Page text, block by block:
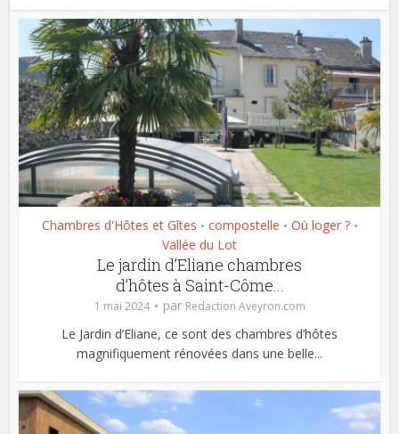
Chambres d'Hôtes et Gîtes • compostelle • Où loger ? •
Vallée du Lot
Le jardin d’Eliane chambres
d’hôtes à Saint-Côme...
1 mai 2024 par Redaction Aveyron.com
Le Jardin d’Eliane, ce sont des chambres d’hôtes
magnifiquement rénovées dans une belle...